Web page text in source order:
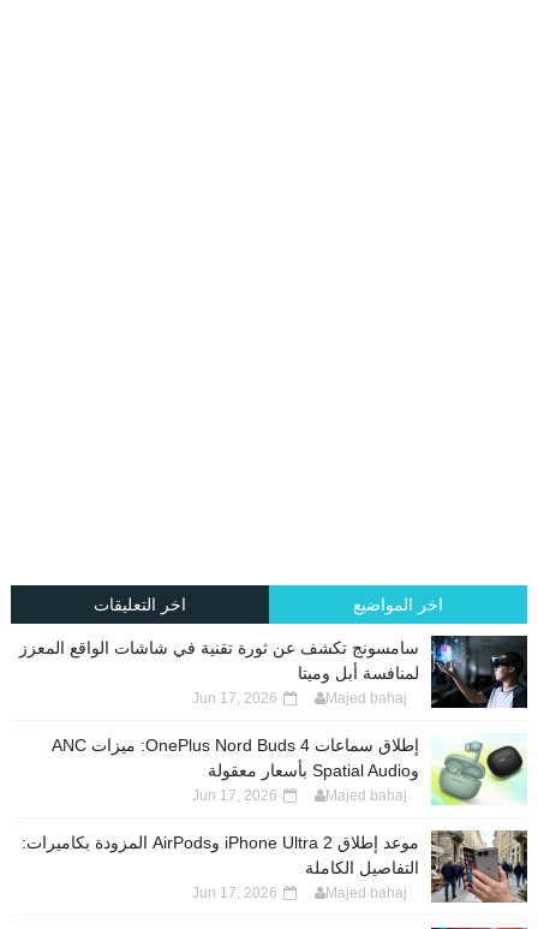
اخر المواضيع اخر التعليقات
سامسونج تكشف عن ثورة تقنية في شاشات الواقع المعزز
لمنافسة أبل وميتا
Majed bahaj
Jun 17, 2026
إطلاق سماعات OnePlus Nord Buds 4: ميزات ANC
وSpatial Audio بأسعار معقولة
Majed bahaj
Jun 17, 2026
موعد إطلاق iPhone Ultra 2 وAirPods المزودة بكاميرات:
التفاصيل الكاملة
Majed bahaj
Jun 17, 2026